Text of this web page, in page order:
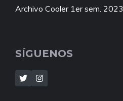
Archivo Cooler 1er sem. 2023
SÍGUENOS